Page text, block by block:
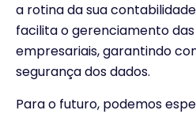
a rotina da sua
facilita o gerenciamento
empresariais, garantindo
segurança dos dados.
Para o futuro, podemos